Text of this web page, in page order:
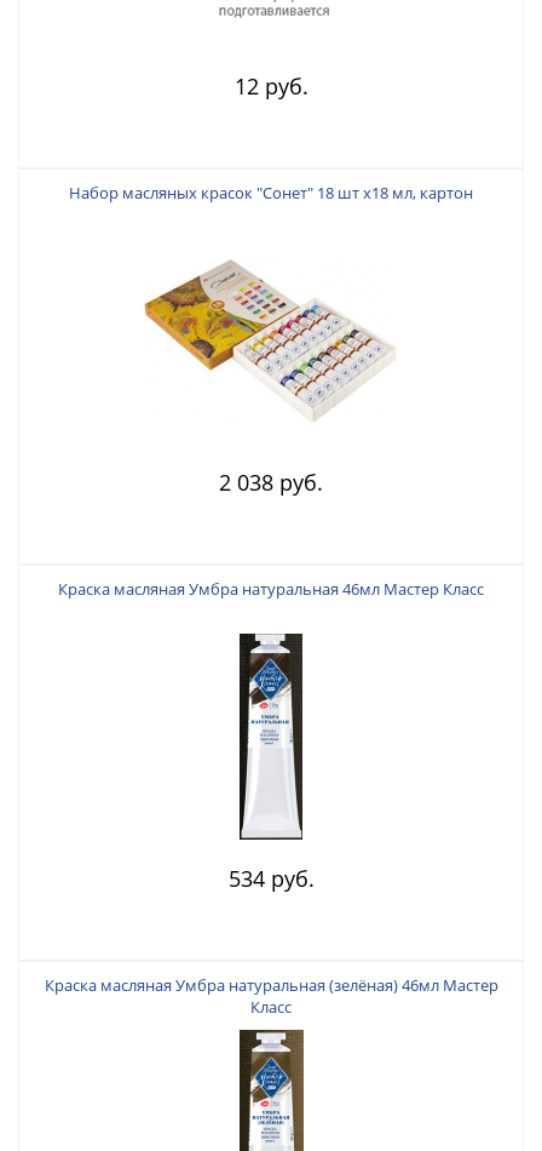
12 руб.
Набор масляных красок "Сонет" 18 шт х18 мл, картон
2 038 руб.
Краска масляная Умбра натуральная 46мл Мастер Класс
534 руб.
Краска масляная Умбра натуральная (зелёная) 46мл Мастер
Класс